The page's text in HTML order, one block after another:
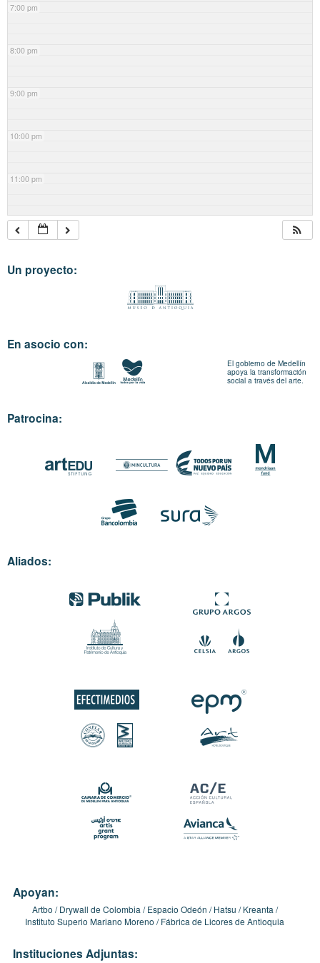
7:00 pm
8:00 pm
9:00 pm
10:00 pm
11:00 pm
Un proyecto:
En asocio con:
El gobierno de Medellín
apoya la transformación
social a través del arte.
Patrocina:
Aliados:
Apoyan:
Artbo Drywall de Colombia Espacio Odeón Hatsu
Kreanta
Instituto Superio Mariano Moreno
Fábrica de Licores de Antioquia
Instituciones Adjuntas: